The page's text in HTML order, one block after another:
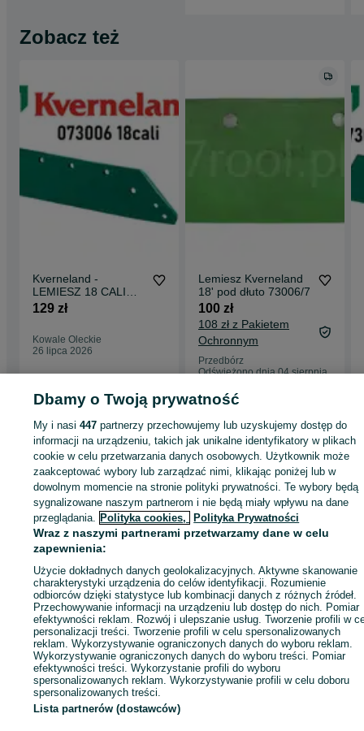
Zobacz też
Kverneland -
LEMIESZ 18 CALI
Prawy 073006
129 zł
Kowale Oleckie
26 lipca 2026
Lemiesz Kverneland
18' pod dłuto 73006/7
100 zł
108 zł z Pakietem
Ochronnym
Przedbórz
Odświeżono dnia 04 sierpnia
Strona główna Rolnictwo Części do maszyn rolniczych
Części do maszyn
rolniczych - Kujawsko-pomorskie
Części do maszyn rolniczych -
KATEGORIA
ID:700570834 Wyświetlenia:
Zadzwoń / SMS Wyślij wiadomość
Dbamy o Twoją prywatność
My i nasi447 partnerzy przechowujemy lub uzyskujemy dostęp do
informacji na urządzeniu, takich jak unikalne identyfikatory w plikach
cookie w celu przetwarzania danych osobowych. Użytkownik może
zaakceptować wybory lub zarządzać nimi, klikając poniżej lub w
dowolnym momencie na stronie polityki prywatności. Te wybory będą
sygnalizowane naszym partnerom i nie będą miały wpływu na dane
przeglądania. Polityka cookies, Polityka Prywatności
Wraz z naszymi partnerami przetwarzamy dane w celu
zapewnienia:
Użycie dokładnych danych geolokalizacyjnych. Aktywne skanowanie
charakterystyki urządzenia do celów identyfikacji. Rozumienie
odbiorców dzięki statystyce lub kombinacji danych z różnych źródeł.
Przechowywanie informacji na urządzeniu lub dostęp do nich. Pomiar
efektywności reklam. Rozwój i ulepszanie usług. Tworzenie profili w
personalizacji treści. Tworzenie profili w celu spersonalizowanych
reklam. Wykorzystywanie ograniczonych danych do wyboru reklam.
Wykorzystywanie ograniczonych danych do wyboru treści. Pomiar
efektywności treści. Wykorzystanie profili do wyboru
spersonalizowanych reklam. Wykorzystywanie profili w celu doboru
spersonalizowanych treści.
Lista partnerów (dostawców)